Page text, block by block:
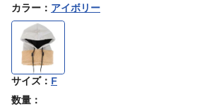
カラー ： アイボリー
サイズ： F
数量：